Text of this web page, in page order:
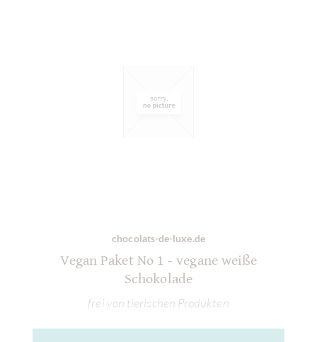
chocolats-de-luxe.de
Vegan Paket No 1 - vegane weiße
Schokolade
frei von tierischen Produkten